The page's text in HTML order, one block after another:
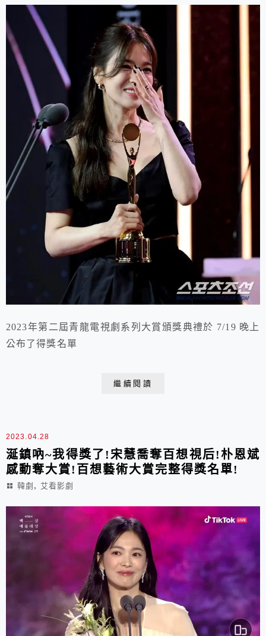
2023年第二屆青龍電視劇系列大賞頒獎典禮於 7/19 晚上
公布了得獎名單
繼續閱讀
2023.04.28
涎鎮吶~我得獎了!宋慧喬奪百想視后!朴恩斌
感動奪大賞!百想藝術大賞完整得獎名單!
韓劇 , 艾看影劇